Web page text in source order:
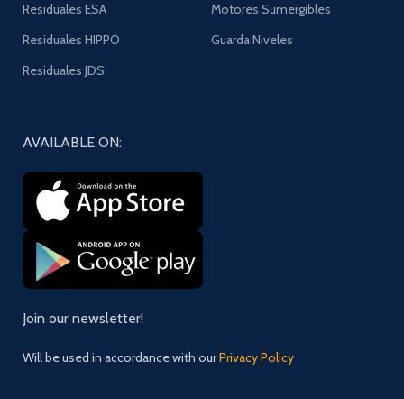
Residuales ESA
Residuales HIPPO
Residuales JDS
Motores Sumergibles
Guarda Niveles
AVAILABLE ON:
Join our newsletter!
Will be used in accordance with ourPrivacy Policy